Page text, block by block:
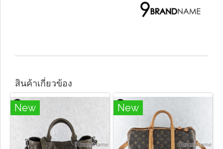
สินค้าเกี่ยวข้อง
New New